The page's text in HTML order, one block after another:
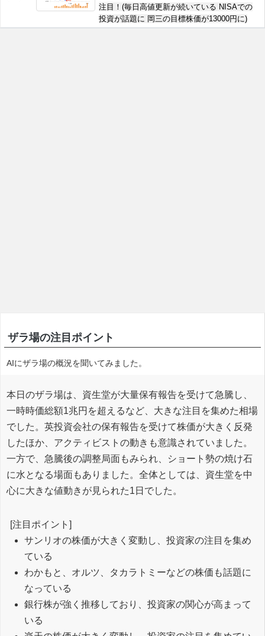
注目！(毎日高値更新が続いている NISAでの
投資が話題に 岡三の目標株価が13000円に)
ザラ場の注目ポイント
AIにザラ場の概況を聞いてみました。
本日のザラ場は、資生堂が大量保有報告を受けて急騰し、
一時時価総額1兆円を超えるなど、大きな注目を集めた相場
でした。英投資会社の保有報告を受けて株価が大きく反発
したほか、アクティビストの動きも意識されていました。
一方で、急騰後の調整局面もみられ、ショート勢の焼け石
に水となる場面もありました。全体としては、資生堂を中
心に大きな値動きが見られた1日でした。
[注目ポイント]
サンリオの株価が大きく変動し、投資家の注目を集め
ている
わかもと、オルツ、タカラトミーなどの株価も話題に
なっている
銀行株が強く推移しており、投資家の関心が高まって
いる